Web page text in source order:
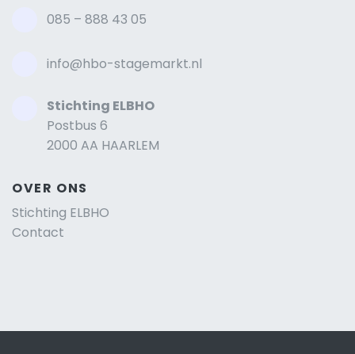
085 – 888 43 05
info@hbo-stagemarkt.nl
Stichting ELBHO
Postbus 6
2000 AA HAARLEM
OVER ONS
Stichting ELBHO
Contact